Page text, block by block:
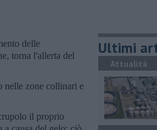
delle
torna l'allerta del
nelle zone collinari e
il proprio
Ultimi
Attualità